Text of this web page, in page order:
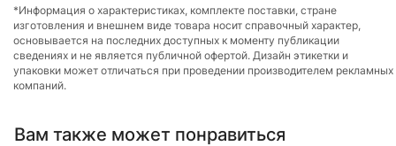
*Информация о характеристиках, комплекте поставки, стране
изготовления и внешнем виде товара носит справочный характер,
основывается на последних доступных к моменту публикации
сведениях и не является публичной офертой. Дизайн этикетки и
упаковки может отличаться при проведении производителем рекламных
компаний.
Вам также может понравиться